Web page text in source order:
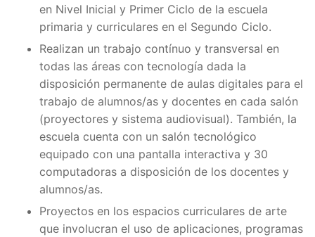
en Nivel Inicial y Primer Ciclo de la escuela
primaria y curriculares en el Segundo Ciclo.
Realizan un trabajo contínuo y transversal en
todas las áreas con tecnología dada la
disposición permanente de aulas digitales para el
trabajo de alumnos/as y docentes en cada salón
(proyectores y sistema audiovisual). También, la
escuela cuenta con un salón tecnológico
equipado con una pantalla interactiva y 30
computadoras a disposición de los docentes y
alumnos/as.
Proyectos en los espacios curriculares de arte
que involucran el uso de aplicaciones, programas